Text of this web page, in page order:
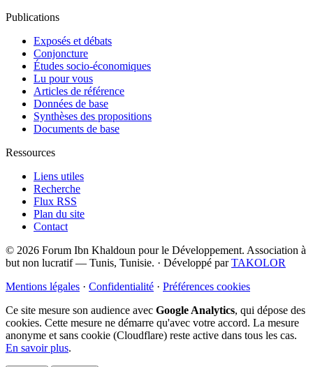
Publications
Exposés et débats
Conjoncture
Études socio-économiques
Lu pour vous
Articles de référence
Données de base
Synthèses des propositions
Documents de base
Ressources
Liens utiles
Recherche
Flux RSS
Plan du site
Contact
© 2026 Forum Ibn Khaldoun pour le Développement. Association à
but non lucratif — Tunis, Tunisie. · Développé parTAKOLOR
Mentions légales · Confidentialité · Préférences cookies
Ce site mesure son audience avec Google Analytics, qui dépose des
cookies. Cette mesure ne démarre qu'avec votre accord. La mesure
anonyme et sans cookie (Cloudflare) reste active dans tous les cas.
En savoir plus.